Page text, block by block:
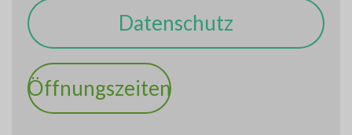
Datenschutz
Öffnungszeiten